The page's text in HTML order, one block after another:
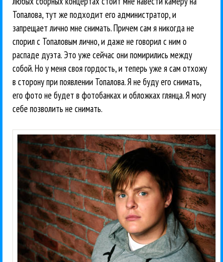
Топалова, тут же подходит его администратор, и
запрещает лично мне снимать. Причем сам я никогда не
спорил с Топаловым лично, и даже не говорил с ним о
распаде дуэта. Это уже сейчас они помирились между
собой. Но у меня своя гордость, и теперь уже я сам отхожу
в сторону при появлении Топалова. Я не буду его снимать,
его фото не будет в фотобанках и обложках глянца. Я могу
себе позволить не снимать.